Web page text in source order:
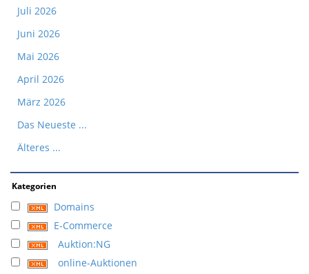
Juli 2026
Juni 2026
Mai 2026
April 2026
März 2026
Das Neueste ...
Älteres ...
Kategorien
Domains
E-Commerce
Auktion:NG
online-Auktionen